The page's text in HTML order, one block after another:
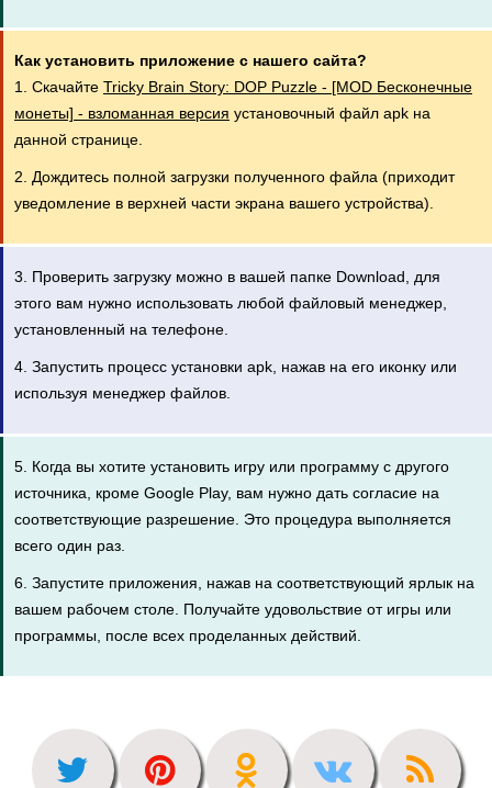
Как установить приложение с нашего сайта?
1. Скачайте Tricky Brain Story: DOP Puzzle - [MOD Бесконечные
монеты] - взломанная версия установочный файл apk на
данной странице.
2. Дождитесь полной загрузки полученного файла (приходит
уведомление в верхней части экрана вашего устройства).
3. Проверить загрузку можно в вашей папке Download, для
этого вам нужно использовать любой файловый менеджер,
установленный на телефоне.
4. Запустить процесс установки apk, нажав на его иконку или
используя менеджер файлов.
5. Когда вы хотите установить игру или программу с другого
источника, кроме Google Play, вам нужно дать согласие на
соответствующие разрешение. Это процедура выполняется
всего один раз.
6. Запустите приложения, нажав на соответствующий ярлык на
вашем рабочем столе. Получайте удовольствие от игры или
программы, после всех проделанных действий.